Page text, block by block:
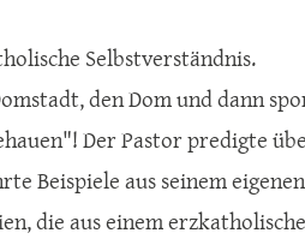
Selbstverständnis.
den Dom und dann
Der Pastor predigte
Beispiele aus seinem
die aus einem